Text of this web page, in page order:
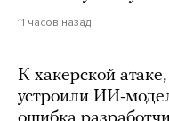
11 часов назад
К хакерской
устроили ИИ-